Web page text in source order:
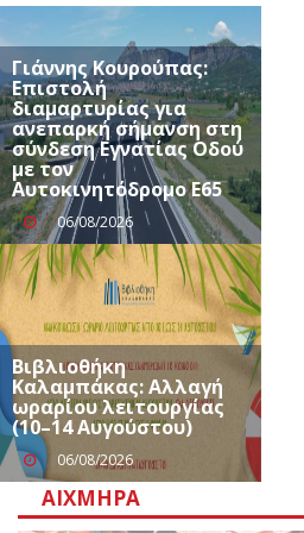
Γιάννης Κουρούπας:
Επιστολή
διαμαρτυρίας για
ανεπαρκή σήμανση στη
σύνδεση Εγνατίας Οδού
με τον
Αυτοκινητόδρομο Ε65
06/08/2026
Βιβλιοθήκη
Καλαμπάκας: Αλλαγή
ωραρίου λειτουργίας
(10–14 Αυγούστου)
06/08/2026
ΑΙΧΜΗΡΆ